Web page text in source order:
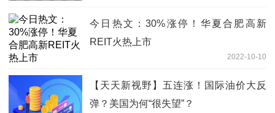
今日热文：30%涨停！华夏合肥高新
REIT火热上市
2022-10-10
【天天新视野】五连涨！国际油价大反
弹？美国为何“很失望”？